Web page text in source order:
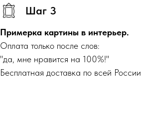
Шаг 3
Примерка картины в интерьер.
Оплата только после слов:
"да, мне нравится на 100%!"
Бесплатная доставка по всей России.